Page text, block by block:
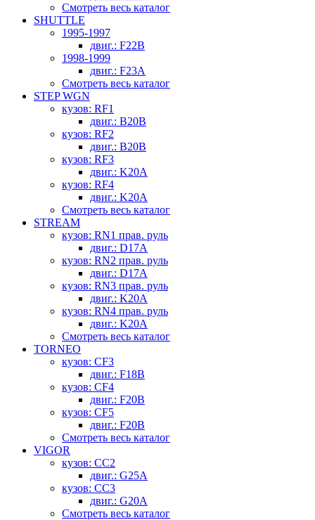
Смотреть весь каталог
SHUTTLE
1995-1997
двиг.: F22B
1998-1999
двиг.: F23A
Смотреть весь каталог
STEP WGN
кузов: RF1
двиг.: B20B
кузов: RF2
двиг.: B20B
кузов: RF3
двиг.: K20A
кузов: RF4
двиг.: K20A
Смотреть весь каталог
STREAM
кузов: RN1 прав. руль
двиг.: D17A
кузов: RN2 прав. руль
двиг.: D17A
кузов: RN3 прав. руль
двиг.: K20A
кузов: RN4 прав. руль
двиг.: K20A
Смотреть весь каталог
TORNEO
кузов: CF3
двиг.: F18B
кузов: CF4
двиг.: F20B
кузов: CF5
двиг.: F20B
Смотреть весь каталог
VIGOR
кузов: CC2
двиг.: G25A
кузов: CC3
двиг.: G20A
Смотреть весь каталог